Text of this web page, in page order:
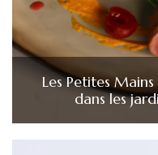
Les Petites
dans les